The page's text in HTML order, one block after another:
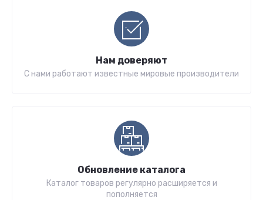
Нам доверяют
С нами работают известные мировые производители
Обновление каталога
Каталог товаров регулярно расширяется и
пополняется